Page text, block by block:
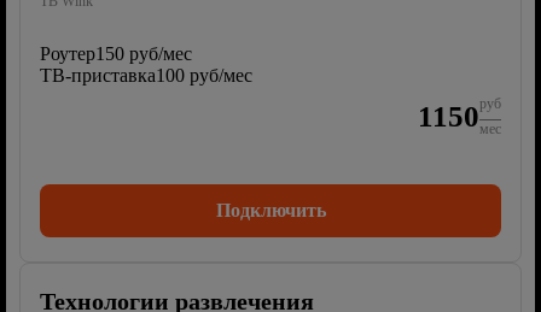
Роутер150 руб/мес
ТВ-приставка100 руб/мес
1150руб
мес
Подключить
Технологии развлечения